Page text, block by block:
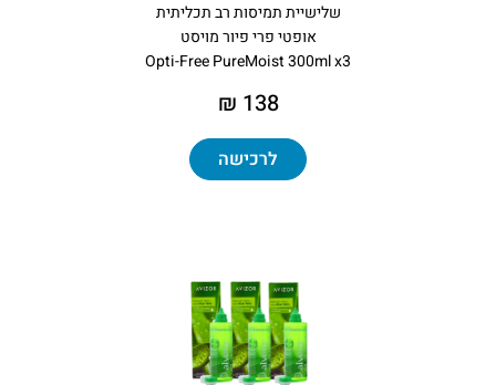
שלישיית תמיסות רב תכליתית
אופטי פרי פיור מויסט
Opti-Free PureMoist 300ml x3
138 ₪
לרכישה